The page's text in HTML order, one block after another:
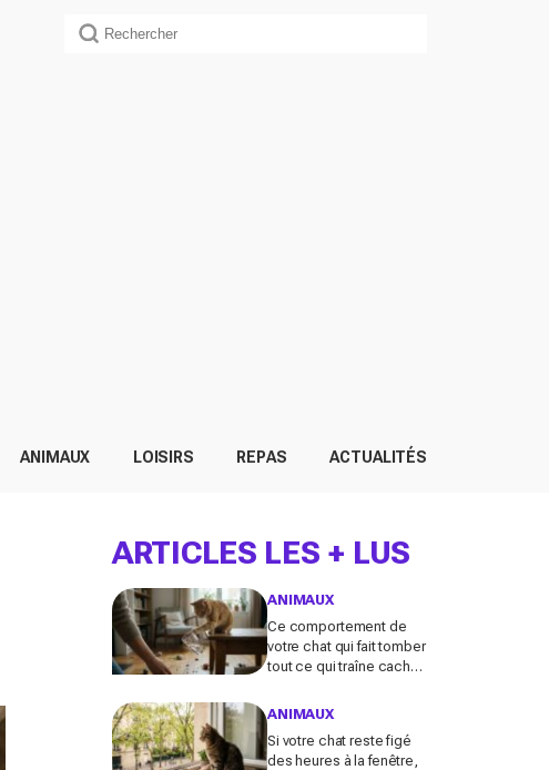
ANIMAUX LOISIRS REPAS ACTUALITÉS
ARTICLES LES + LUS
ANIMAUX
Ce comportement de
votre chat qui fait tomber
tout ce qui traîne cache
vous ne devez plus
ANIMAUX
Si votre chat reste figé
des heures à la fenêtre,